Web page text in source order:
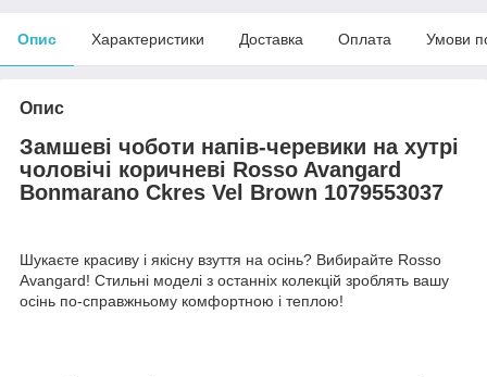
Опис Характеристики Доставка Оплата Умови
Опис
Замшеві чоботи напів-черевики на хутрі
чоловічі коричневі Rosso Avangard
Bonmarano Ckres Vel Brown 1079553037
Шукаєте красиву і якісну взуття на осінь? Вибирайте Rosso
Avangard! Стильні моделі з останніх колекцій зроблять вашу
осінь по-справжньому комфортною і теплою!